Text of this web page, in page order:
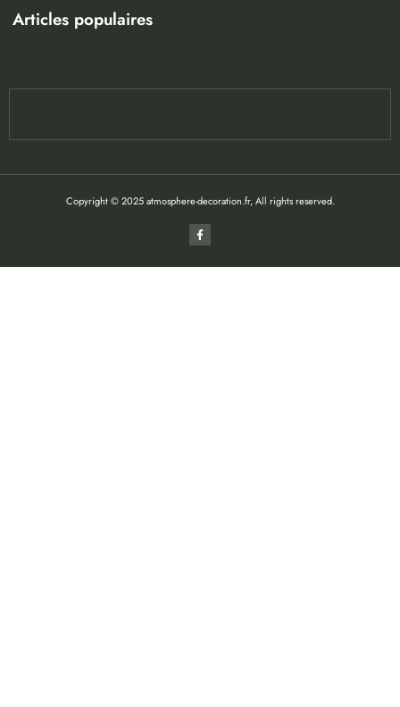
Articles populaires
Copyright © 2025 atmosphere-decoration.fr, All rights reserved.